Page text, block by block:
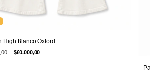
High Blanco Oxford
$60.000,00